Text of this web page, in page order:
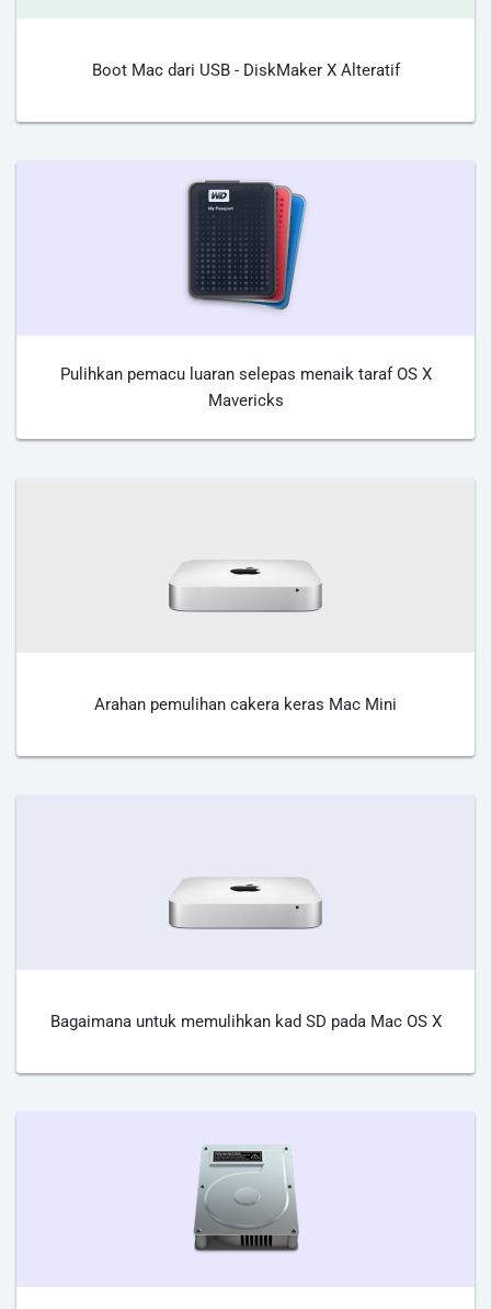
Boot Mac dari USB - DiskMaker X Alteratif
Pulihkan pemacu luaran selepas menaik taraf OS X
Mavericks
Arahan pemulihan cakera keras Mac Mini
Bagaimana untuk memulihkan kad SD pada Mac OS X